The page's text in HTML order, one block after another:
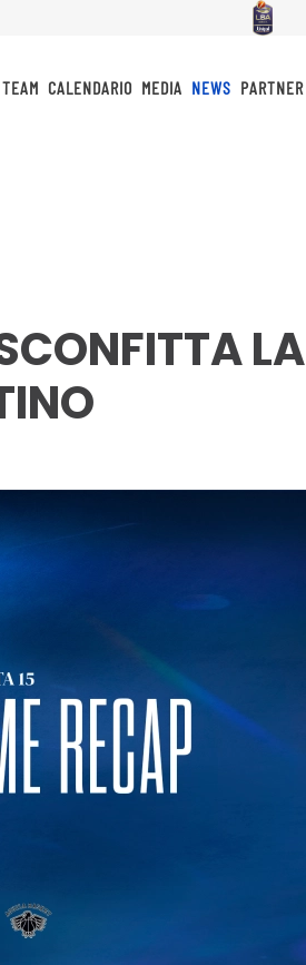
TEAM CALENDARIO MEDIA NEWS PARTNER
LA